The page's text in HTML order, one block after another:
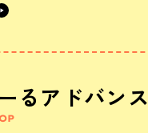
るアドバンス